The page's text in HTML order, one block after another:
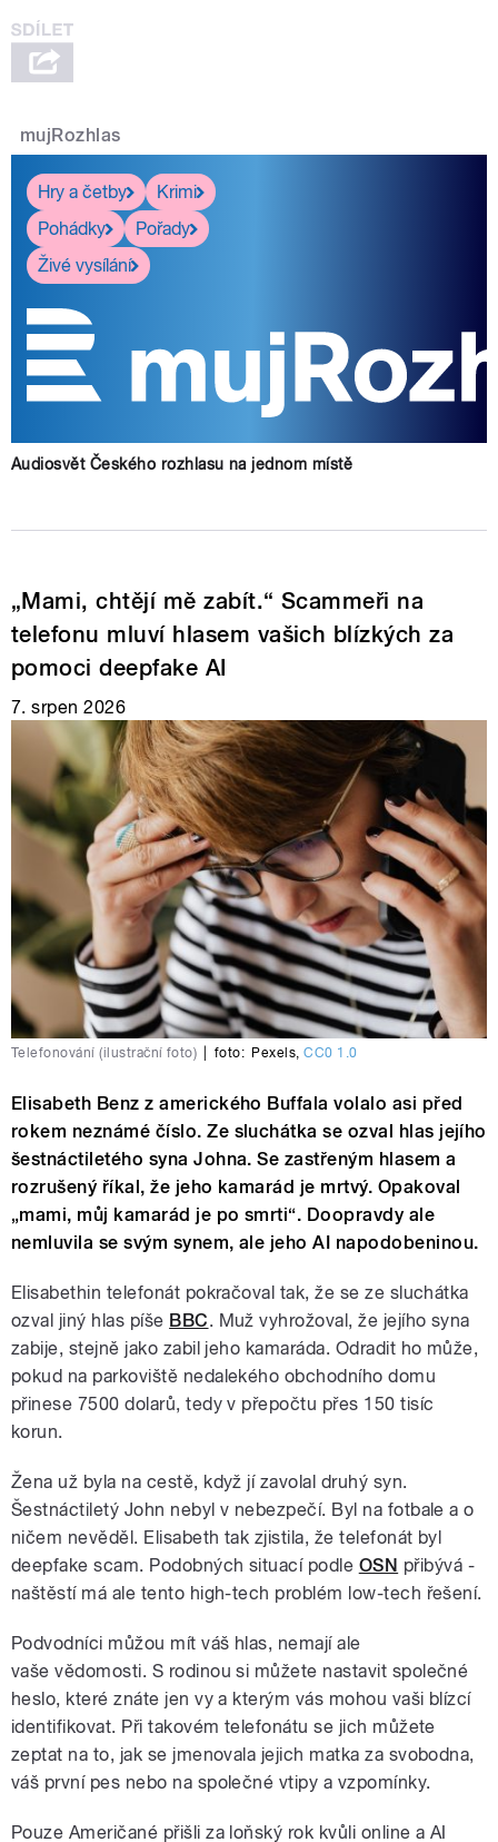
mujRozhlas
Hry a četby
Krimi
Pohádky
Pořady
Živé vysílání
Audiosvět Českého rozhlasu na jednom místě
„Mami, chtějí mě zabít.“ Scammeři na
telefonu mluví hlasem vašich blízkých za
pomoci deepfake AI
7. srpen 2026
Telefonování (ilustrační foto) foto: Pexels ,CC0 1.0
Elisabeth Benz z amerického Buffala volalo asi před
rokem neznámé číslo. Ze sluchátka se ozval hlas jejího
šestnáctiletého syna Johna. Se zastřeným hlasem a
rozrušený říkal, že jeho kamarád je mrtvý. Opakoval
„mami, můj kamarád je po smrti“. Doopravdy ale
nemluvila se svým synem, ale jeho AI napodobeninou.
Elisabethin telefonát pokračoval tak, že se ze sluchátka
ozval jiný hlas píše BBC. Muž vyhrožoval, že jejího syna
zabije, stejně jako zabil jeho kamaráda. Odradit ho může,
pokud na parkoviště nedalekého obchodního domu
přinese 7500 dolarů, tedy v přepočtu přes 150 tisíc
korun.
Žena už byla na cestě, když jí zavolal druhý syn.
Šestnáctiletý John nebyl v nebezpečí. Byl na fotbale a o
ničem nevěděl. Elisabeth tak zjistila, že telefonát byl
deepfake scam. Podobných situací podle OSN přibývá -
naštěstí má ale tento high-tech problém low-tech řešení.
Podvodníci můžou mít váš hlas, nemají ale
vaše vědomosti. S rodinou si můžete nastavit společné
heslo, které znáte jen vy a kterým vás mohou vaši blízcí
identifikovat. Při takovém telefonátu se jich můžete
zeptat na to, jak se jmenovala jejich matka za svobodna,
váš první pes nebo na společné vtipy a vzpomínky.
Pouze Američané přišli za loňský rok kvůli online a AI